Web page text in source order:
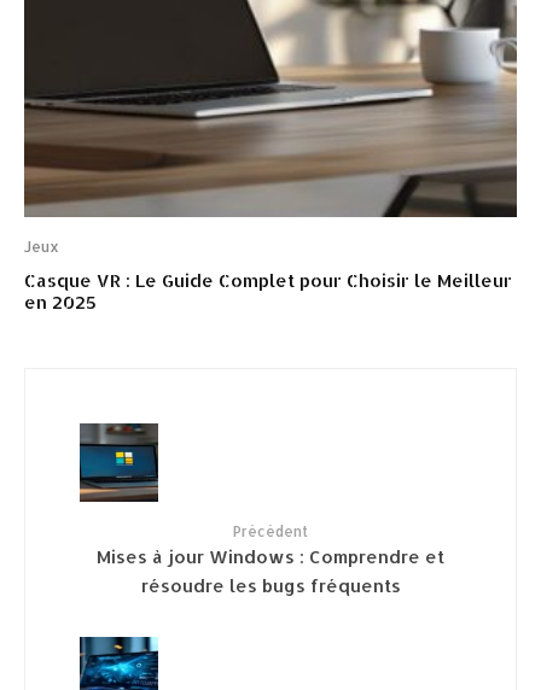
Jeux
Casque VR : Le Guide Complet pour Choisir le Meilleur
en 2025
Précédent
Mises à jour Windows : Comprendre et
résoudre les bugs fréquents